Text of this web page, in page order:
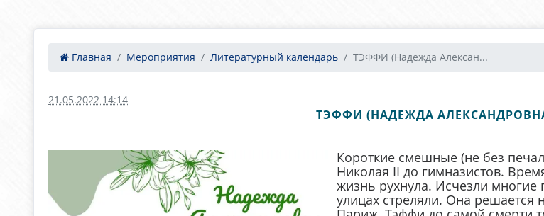
Главная Мероприятия Литературный календарь ТЭФФИ (Надежда Алексан...
21.05.2022 14:14
ТЭФФИ (НАДЕЖДА
Короткие смешные (не без
Николая II до гимназистов.
жизнь рухнула. Исчезли
улицах стреляли. Она решается